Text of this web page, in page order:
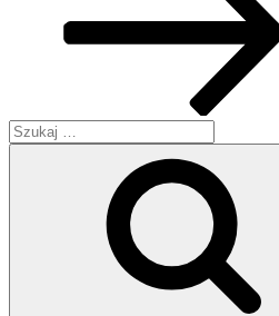
Szukaj: